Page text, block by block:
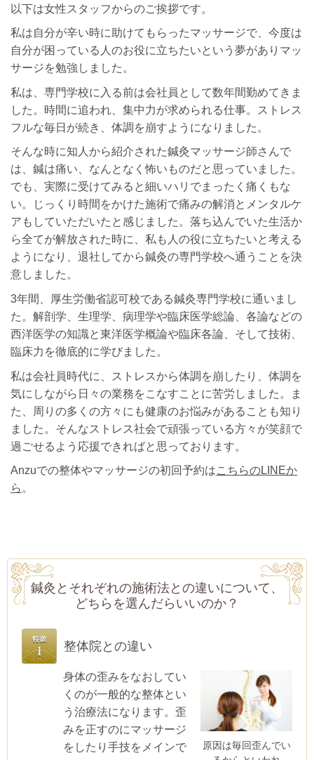
以下は女性スタッフからのご挨拶です。
私は自分が辛い時に助けてもらったマッサージで、今度は
自分が困っている人のお役に立ちたいという夢がありマッ
サージを勉強しました。
私は、専門学校に入る前は会社員として数年間勤めてきま
した。時間に追われ、集中力が求められる仕事。ストレス
フルな毎日が続き、体調を崩すようになりました。
そんな時に知人から紹介された鍼灸マッサージ師さんで
は、鍼は痛い、なんとなく怖いものだと思っていました。
でも、実際に受けてみると細いハリでまったく痛くもな
い。じっくり時間をかけた施術で痛みの解消とメンタルケ
アもしていただいたと感じました。落ち込んでいた生活か
ら全てが解放された時に、私も人の役に立ちたいと考える
ようになり、退社してから鍼灸の専門学校へ通うことを決
意しました。
3年間、厚生労働省認可校である鍼灸専門学校に通いまし
た。解剖学、生理学、病理学や臨床医学総論、各論などの
西洋医学の知識と東洋医学概論や臨床各論、そして技術、
臨床力を徹底的に学びました。
私は会社員時代に、ストレスから体調を崩したり、体調を
気にしながら日々の業務をこなすことに苦労しました。ま
た、周りの多くの方々にも健康のお悩みがあることも知り
ました。そんなストレス社会で頑張っている方々が笑顔で
過ごせるよう応援できればと思っております。
Anzuでの整体やマッサージの初回予約はこちらのLINEか
ら 。
鍼灸とそれぞれの施術法との違いについて、
どちらを選んだらいいのか？
整体院との違い
原因は毎回歪んでい
身体の歪みをなおしてい
くのが一般的な整体とい
う治療法になります。歪
みを正すのにマッサージ
をしたり手技をメインで